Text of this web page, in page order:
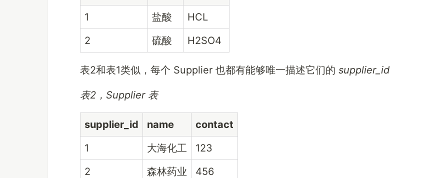
1
盐酸
HCL
2
硫酸 H2SO4
表2和表1类似，每个 Supplier 也都有能够唯一描述它们的 supplier_id
表2，Supplier 表
supplier_id name
contact
1
大海化工
123
2
森林药业 456